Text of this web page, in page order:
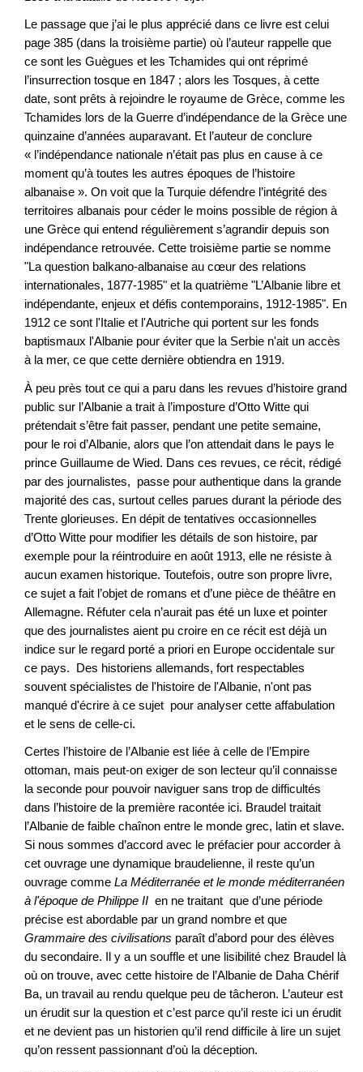
Le passage que j’ai le plus apprécié dans ce livre est celui
page 385 (dans la troisième partie) où l’auteur rappelle que
ce sont les Guègues et les Tchamides qui ont réprimé
l’insurrection tosque en 1847 ; alors les Tosques, à cette
date, sont prêts à rejoindre le royaume de Grèce, comme les
Tchamides lors de la Guerre d’indépendance de la Grèce une
quinzaine d’années auparavant. Et l’auteur de conclure
« l’indépendance nationale n’était pas plus en cause à ce
moment qu’à toutes les autres époques de l’histoire
albanaise ». On voit que la Turquie défendre l’intégrité des
territoires albanais pour céder le moins possible de région à
une Grèce qui entend régulièrement s’agrandir depuis son
indépendance retrouvée. Cette troisième partie se nomme
"La question balkano-albanaise au cœur des relations
internationales, 1877-1985" et la quatrième "L’Albanie libre et
indépendante, enjeux et défis contemporains, 1912-1985". En
1912 ce sont l'Italie et l'Autriche qui portent sur les fonds
baptismaux l'Albanie pour éviter que la Serbie n'ait un accès
à la mer, ce que cette dernière obtiendra en 1919.
À peu près tout ce qui a paru dans les revues d’histoire grand
public sur l’Albanie a trait à l’imposture d’Otto Witte qui
prétendait s’être fait passer, pendant une petite semaine,
pour le roi d’Albanie, alors que l’on attendait dans le pays le
prince Guillaume de Wied. Dans ces revues, ce récit, rédigé
par des journalistes, passe pour authentique dans la grande
majorité des cas, surtout celles parues durant la période des
Trente glorieuses. En dépit de tentatives occasionnelles
d’Otto Witte pour modifier les détails de son histoire, par
exemple pour la réintroduire en août 1913, elle ne résiste à
aucun examen historique. Toutefois, outre son propre livre,
ce sujet a fait l’objet de romans et d’une pièce de théâtre en
Allemagne. Réfuter cela n’aurait pas été un luxe et pointer
que des journalistes aient pu croire en ce récit est déjà un
indice sur le regard porté a priori en Europe occidentale sur
ce pays. Des historiens allemands, fort respectables
souvent spécialistes de l'histoire de l'Albanie, n'ont pas
manqué d'écrire à ce sujet pour analyser cette affabulation
et le sens de celle-ci.
Certes l’histoire de l’Albanie est liée à celle de l’Empire
ottoman, mais peut-on exiger de son lecteur qu’il connaisse
la seconde pour pouvoir naviguer sans trop de difficultés
dans l’histoire de la première racontée ici. Braudel traitait
l’Albanie de faible chaînon entre le monde grec, latin et slave.
Si nous sommes d’accord avec le préfacier pour accorder à
cet ouvrage une dynamique braudelienne, il reste qu’un
ouvrage comme La Méditerranée et le monde méditerranéen
à l'époque de Philippe II en ne traitant que d’une période
précise est abordable par un grand nombre et que
Grammaire des civilisations paraît d’abord pour des élèves
du secondaire. Il y a un souffle et une lisibilité chez Braudel là
où on trouve, avec cette histoire de l’Albanie de Daha Chérif
Ba, un travail au rendu quelque peu de tâcheron. L’auteur est
un érudit sur la question et c’est parce qu’il reste ici un érudit
et ne devient pas un historien qu’il rend difficile à lire un sujet
qu’on ressent passionnant d’où la déception.